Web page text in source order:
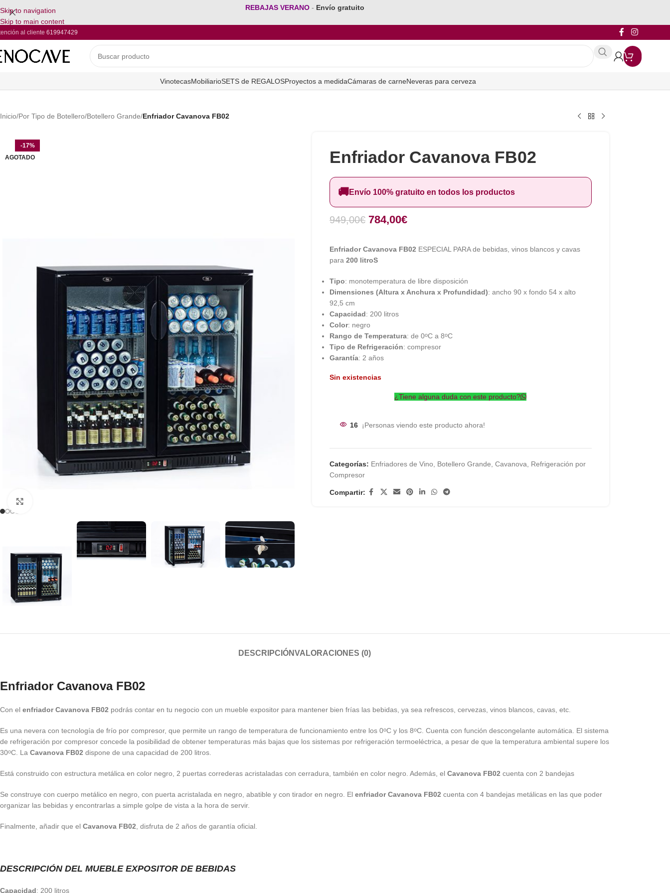
Skip to navigation
Skip to main content
REBAJAS VERANO - Envío gratuito
al cliente 619947429
VinotecasMobiliarioSETS de REGALOSProyectos a medidaCámaras de carneNeveras para cerveza
Inicio/Por Tipo de Botellero/Botellero Grande/Enfriador Cavanova FB02
-17%
AGOTADO
Enfriador Cavanova FB02
🚚Envío 100% gratuito en todos los productos
949,00€ 784,00€
Enfriador Cavanova FB02 ESPECIAL PARA de bebidas, vinos blancos y cavas
para 200 litroS
Tipo: monotemperatura de libre disposición
Dimensiones (Altura x Anchura x Profundidad): ancho 90 x fondo 54 x alto
92,5 cm
Capacidad: 200 litros
Color: negro
Rango de Temperatura: de 0oC a 8oC
Tipo de Refrigeración: compresor
Garantía: 2 años
Sin existencias
¿Tiene alguna duda con este producto?
16 ¡Personas viendo este producto ahora!
Categorías: Enfriadores de Vino Botellero Grande Cavanova
Refrigeración por
Compresor
Compartir:
DESCRIPCIÓNVALORACIONES (0)
Enfriador Cavanova FB02
Con el enfriador Cavanova FB02 podrás contar en tu negocio con un mueble expositor para mantener bien frías las bebidas, ya sea refrescos, cervezas, vinos blancos, cavas, etc.
Es una nevera con tecnología de frío por compresor, que permite un rango de temperatura de funcionamiento entre los 0oC y los 8oC. Cuenta con función descongelante automática. El sistema
de refrigeración por compresor concede la posibilidad de obtener temperaturas más bajas que los sistemas por refrigeración termoeléctrica, a pesar de que la temperatura ambiental supere los
30oC. La Cavanova FB02 dispone de una capacidad de 200 litros.
Está construido con estructura metálica en color negro, 2 puertas correderas acristaladas con cerradura, también en color negro. Además, el Cavanova FB02 cuenta con 2 bandejas
Se construye con cuerpo metálico en negro, con puerta acristalada en negro, abatible y con tirador en negro. El enfriador Cavanova FB02 cuenta con 4 bandejas metálicas en las que poder
organizar las bebidas y encontrarlas a simple golpe de vista a la hora de servir.
Finalmente, añadir que el Cavanova FB02 , disfruta de 2 años de garantía oficial.
DESCRIPCIÓN DEL MUEBLE EXPOSITOR DE BEBIDAS
Capacidad: 200 litros